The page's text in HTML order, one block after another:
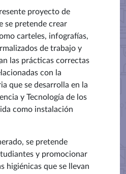
proyecto de
se pretende crear
carteles, infografías,
de trabajo y
las prácticas correctas
con la
que se desarrolla en la
y Tecnología de los
como instalación
se pretende
y promocionar
higiénicas que se llevan